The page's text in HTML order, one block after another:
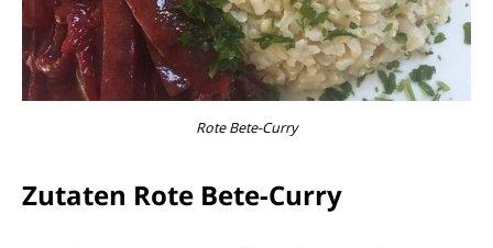
Rote Bete-Curry
Zutaten Rote Bete-Curry